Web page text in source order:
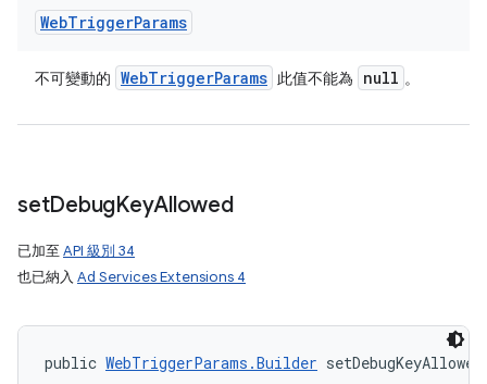
WebTriggerParams
不可變動的 WebTriggerParams 此值不能為 null 。
setDebugKeyAllowed
已加至 API 級別 34
也已納入 Ad Services Extensions 4
public WebTriggerParams.Builder